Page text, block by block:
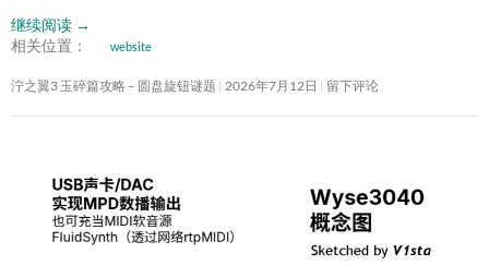
继续阅读 →
相关位置：
website
泞之翼3 玉碎篇攻略 – 圆盘旋钮谜题 2026年7月12日 留下评论